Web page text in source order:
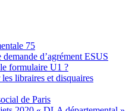
75
d’agrément ESUS
formulaire U1 ?
libraires et disquaires
de Paris